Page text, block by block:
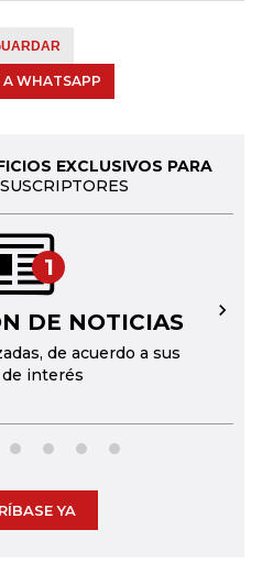
A WHATSAPP
EXCLUSIVOS PARA
1
DE NOTICIAS
de acuerdo a sus
interés
→
YA